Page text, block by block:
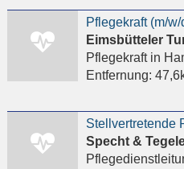
Eimsbütteler
Pflegekraftin
Entfernung: